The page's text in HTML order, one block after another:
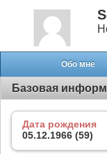
Обо мне
Базовая
Дата рождения
05.12.1966 (59)